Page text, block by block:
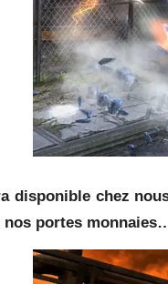
disponible chez
portes